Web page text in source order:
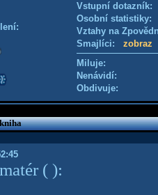
Vstupní
Osobní
Vztahy na
Smajlíci: zobraz
Miluje:
Nenávidí:
Obdivuje:
( ):